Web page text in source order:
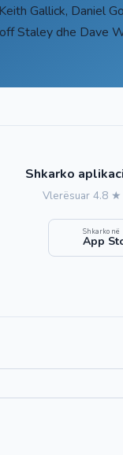
Gallick, Daniel
Staley dhe Dave
Shkarko
Vlerësuar 4.8
Shkarko në
App